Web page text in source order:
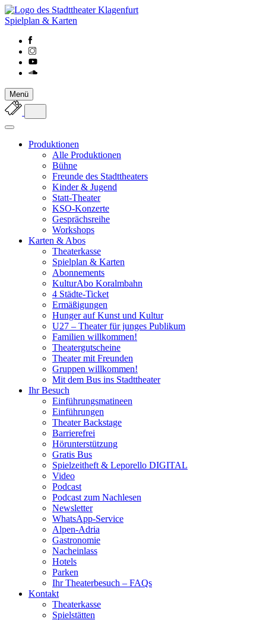
Spielplan & Karten
Menü
Produktionen
Alle Produktionen
Bühne
Freunde des Stadttheaters
Kinder & Jugend
Statt-Theater
KSO-Konzerte
Gesprächsreihe
Workshops
Karten & Abos
Theaterkasse
Spielplan & Karten
Abonnements
KulturAbo Koralmbahn
4 Städte-Ticket
Ermäßigungen
Hunger auf Kunst und Kultur
U27 – Theater für junges Publikum
Familien willkommen!
Theatergutscheine
Theater mit Freunden
Gruppen willkommen!
Mit dem Bus ins Stadttheater
Ihr Besuch
Einführungsmatineen
Einführungen
Theater Backstage
Barrierefrei
Hörunterstützung
Gratis Bus
Spielzeitheft & Leporello DIGITAL
Video
Podcast
Podcast zum Nachlesen
Newsletter
WhatsApp-Service
Alpen-Adria
Gastronomie
Nacheinlass
Hotels
Parken
Ihr Theaterbesuch – FAQs
Kontakt
Theaterkasse
Spielstätten